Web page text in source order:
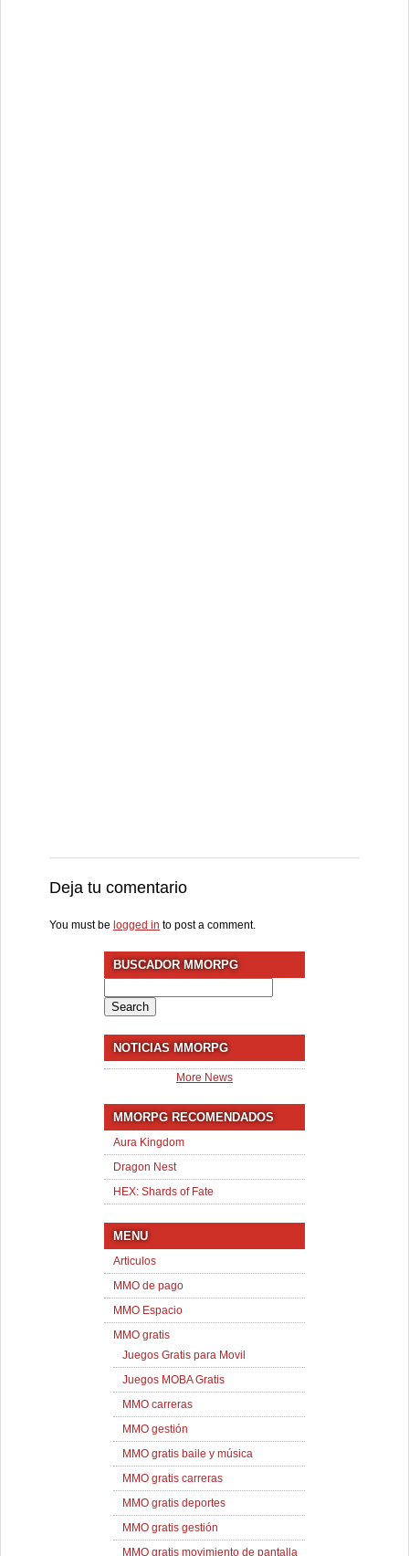
Deja tu comentario
You must be logged in to post a comment.
BUSCADOR MMORPG
for:
NOTICIAS MMORPG
More News
MMORPG RECOMENDADOS
Aura Kingdom
Dragon Nest
HEX: Shards of Fate
MENU
Articulos
MMO de pago
MMO Espacio
MMO gratis
Juegos Gratis para Movil
Juegos MOBA Gratis
MMO carreras
MMO gestión
MMO gratis baile y música
MMO gratis carreras
MMO gratis deportes
MMO gratis gestión
MMO gratis movimiento de pantalla